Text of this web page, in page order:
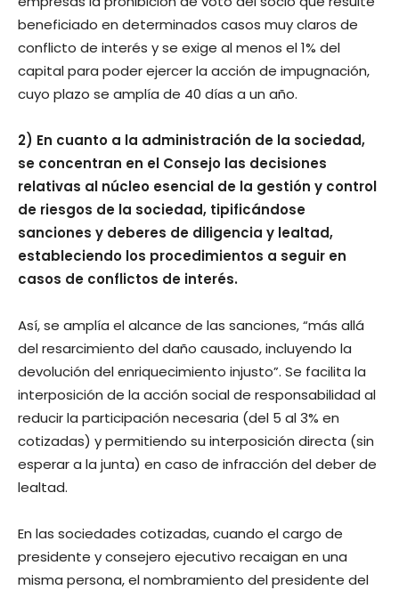
beneficiado en determinados casos muy claros de
conflicto de interés y se exige al menos el 1% del
capital para poder ejercer la acción de impugnación,
cuyo plazo se amplía de 40 días a un año.
2) En cuanto a la administración de la sociedad,
se concentran en el Consejo las decisiones
relativas al núcleo esencial de la gestión y control
de riesgos de la sociedad, tipificándose
sanciones y deberes de diligencia y lealtad,
estableciendo los procedimientos a seguir en
casos de conflictos de interés.
Así, se amplía el alcance de las sanciones, “más allá
del resarcimiento del daño causado, incluyendo la
devolución del enriquecimiento injusto”. Se facilita la
interposición de la acción social de responsabilidad al
reducir la participación necesaria (del 5 al 3% en
cotizadas) y permitiendo su interposición directa (sin
esperar a la junta) en caso de infracción del deber de
lealtad.
En las sociedades cotizadas, cuando el cargo de
presidente y consejero ejecutivo recaigan en una
misma persona, el nombramiento del presidente del